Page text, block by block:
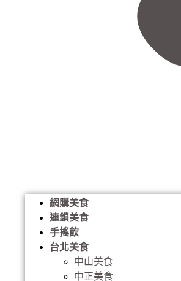
網購美食
連鎖美食
手搖飲
台北美食
中山美食
中正美食